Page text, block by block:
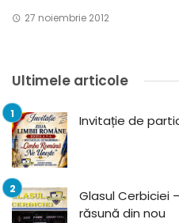
27 noiembrie 2012
Ultimele articole
Invitație de
Glasul Cerbiciei
răsună din nou